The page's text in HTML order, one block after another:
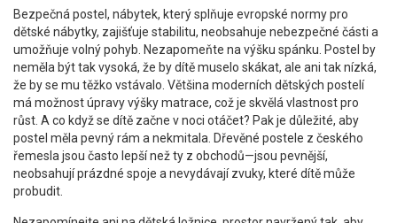
Bezpečná postel , nábytek, který splňuje evropské normy pro
dětské nábytky, zajišťuje stabilitu, neobsahuje nebezpečné části a
umožňuje volný pohyb Nezapomeňte na výšku spánku. Postel by
neměla být tak vysoká, že by dítě muselo skákat, ale ani tak nízká,
že by se mu těžko vstávalo. Většina moderních dětských postelí
má možnost úpravy výšky matrace, což je skvělá vlastnost pro
růst. A co když se dítě začne v noci otáčet? Pak je důležité, aby
postel měla pevný rám a nekmitala. Dřevěné postele z českého
řemesla jsou často lepší než ty z obchodů—jsou pevnější,
neobsahují prázdné spoje a nevydávají zvuky, které dítě může
probudit.